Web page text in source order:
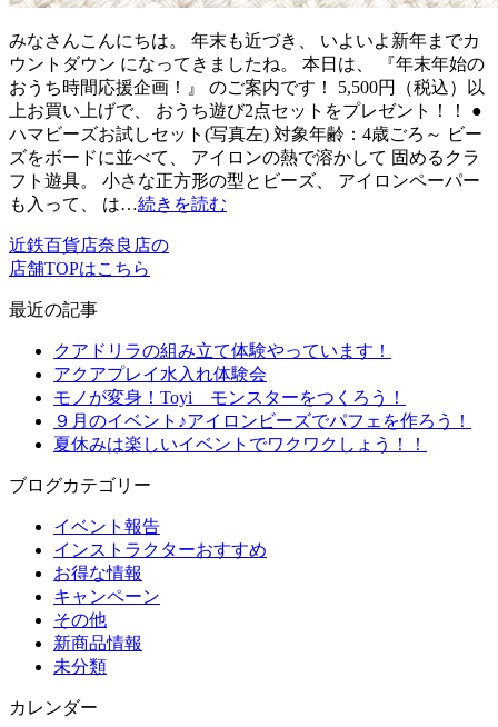
みなさんこんにちは。 年末も近づき、 いよいよ新年までカ
ウントダウン になってきましたね。 本日は、 『年末年始の
おうち時間応援企画！』 のご案内です！ 5,500円（税込）以
上お買い上げで、 おうち遊び2点セットをプレゼント！！ ●
ハマビーズお試しセット(写真左) 対象年齢：4歳ごろ～ ビー
ズをボードに並べて、 アイロンの熱で溶かして 固めるクラ
フト遊具。 小さな正方形の型とビーズ、 アイロンペーパー
も入って、 は…続きを読む
近鉄百貨店奈良店の
店舗TOPはこちら
最近の記事
クアドリラの組み立て体験やっています！
アクアプレイ水入れ体験会
モノが変身！Toyi モンスターをつくろう！
９月のイベント♪アイロンビーズでパフェを作ろう！
夏休みは楽しいイベントでワクワクしょう！！
ブログカテゴリー
イベント報告
インストラクターおすすめ
お得な情報
キャンペーン
その他
新商品情報
未分類
カレンダー